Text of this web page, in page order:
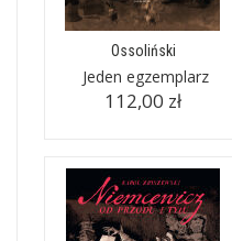
Ossoliński
Jeden egzemplarz
112,00 zł